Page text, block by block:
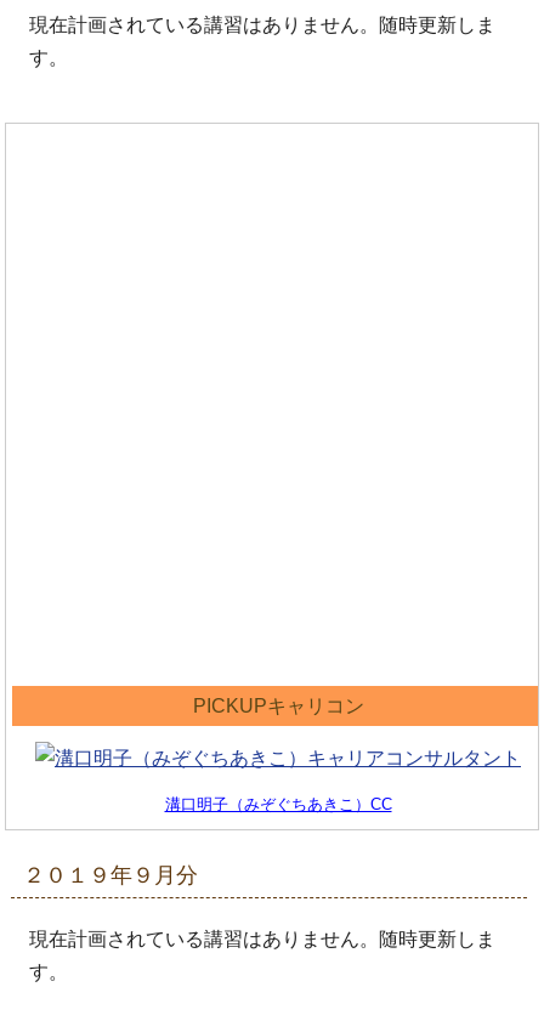
現在計画されている講習はありません。随時更新しま
す。
PICKUPキャリコン
溝口明子（みぞぐちあきこ）CC
２０１９年９月分
現在計画されている講習はありません。随時更新しま
す。